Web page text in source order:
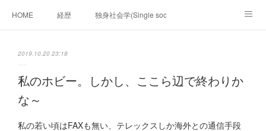
HOME 経歴 独身社会学(Single sociology)と高齢化社会学
移動出来て、工場で作る建物。
2019.10.20 23:18
私のホビー。しかし、ここら辺で終わりか
な～
私の若い頃はFAXも無い、テレックスしか海外との通信手段